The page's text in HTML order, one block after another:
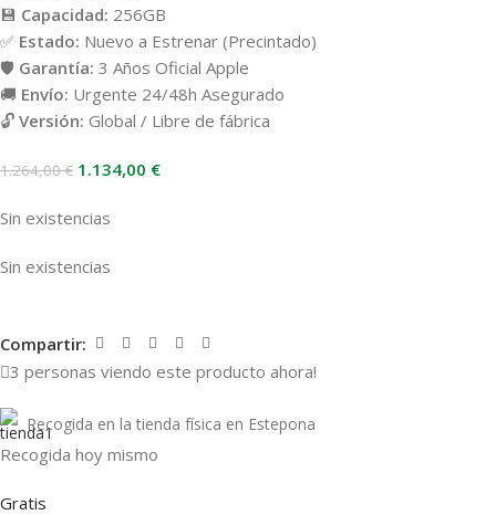
💾 Capacidad: 256GB
✅ Estado: Nuevo a Estrenar (Precintado)
🛡️ Garantía: 3 Años Oficial Apple
🚚 Envío: Urgente 24/48h Asegurado
🔓 Versión: Global / Libre de fábrica
1.264,00€ 1.134,00 €
Sin existencias
Sin existencias
Compartir:
3 personas viendo este producto ahora!
Recogida en la tienda física en Estepona
Recogida hoy mismo
Gratis